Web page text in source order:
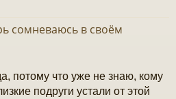
сомневаюсь в своём
потому что уже не знаю, кому
подруги устали от этой